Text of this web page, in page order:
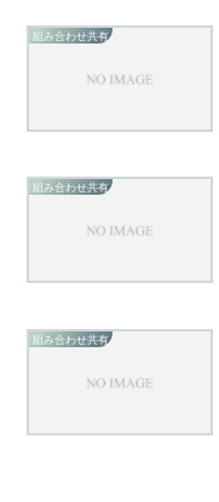
組み合わせ共有
組み合わせ共有
組み合わせ共有